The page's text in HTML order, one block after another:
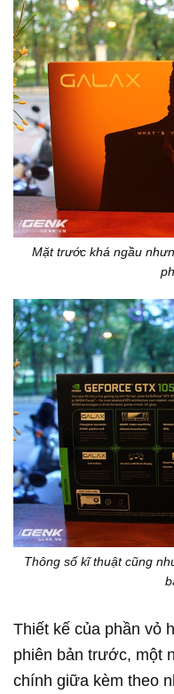
Mặt trước khá ngầu
Thông số kĩ thuật cũng
Thiết kế của phần vỏ
phiên bản trước, một
chính giữa kèm theo